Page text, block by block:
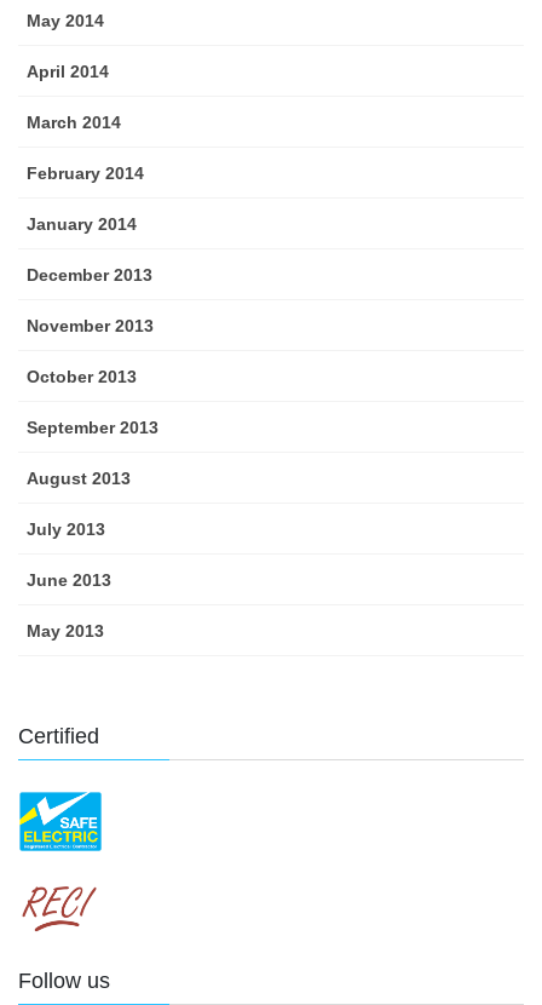
May 2014
April 2014
March 2014
February 2014
January 2014
December 2013
November 2013
October 2013
September 2013
August 2013
July 2013
June 2013
May 2013
Certified
Follow us